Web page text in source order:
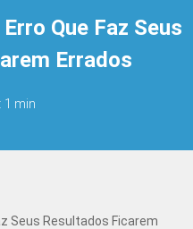
Que Faz Seus
Errados
1 min
Seus Resultados Ficarem